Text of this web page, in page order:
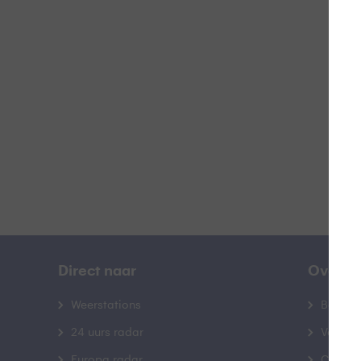
Direct naar
Weerstations
24 uurs radar
Over